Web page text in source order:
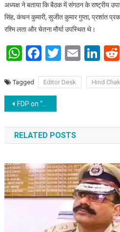
अध्यक्ष ने बताया कि बैठक में संगठन के राष्ट्रीय
सिंह, कंचन कुमारी, सुजीत कुमार गुप्ता, प्रशांत
रश्मि लता और चेतना मौर्या उपस्थित थे।
WhatsApp
Facebook
Twitter
Email
Tagged Editor Desk Hind
Post navigation
FDP on “Deep Learning for Healthcare Management” at IIT Patna
RELATED POSTS